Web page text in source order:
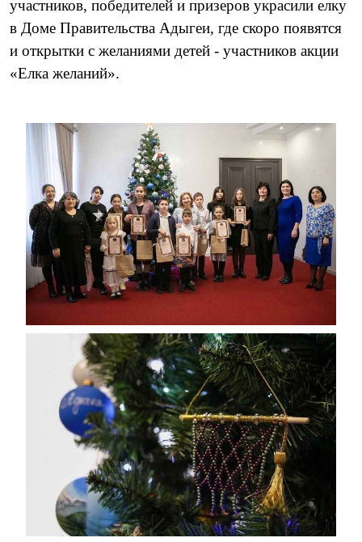
участников, победителей и призеров украсили елку
в Доме Правительства Адыгеи, где скоро появятся
и открытки с желаниями детей - участников акции
«Елка желаний».